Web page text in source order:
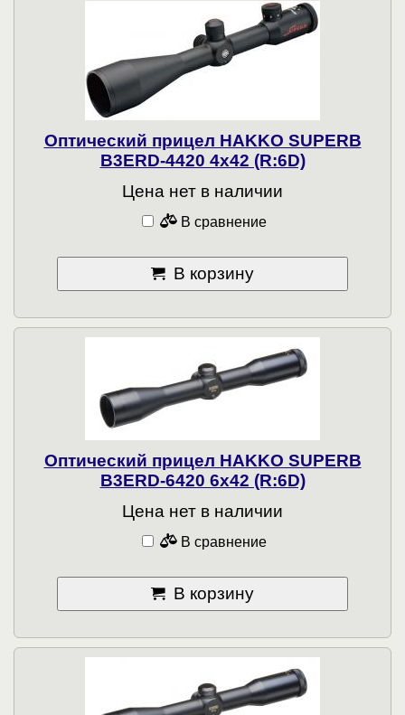
Оптический прицел HAKKO SUPERB
B3ERD-4420 4x42 (R:6D)
Цена нет в наличии
В сравнение
В корзину
Оптический прицел HAKKO SUPERB
B3ERD-6420 6x42 (R:6D)
Цена нет в наличии
В сравнение
В корзину